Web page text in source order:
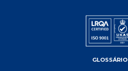
GLOSSÁRIO